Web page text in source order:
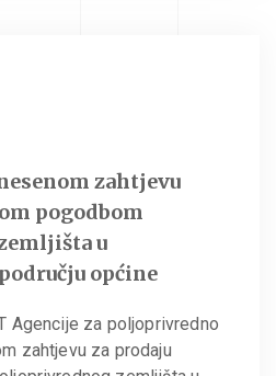
zahtjevu
pogodbom
u
općine
Agencije za poljoprivredno
zahtjevu za prodaju